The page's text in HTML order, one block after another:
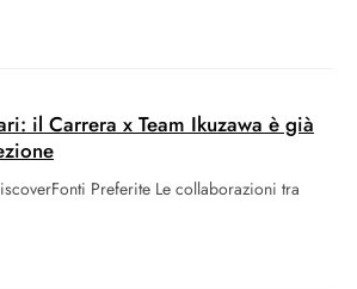
il Carrera x Team Ikuzawa è già
Preferite Le collaborazioni tra